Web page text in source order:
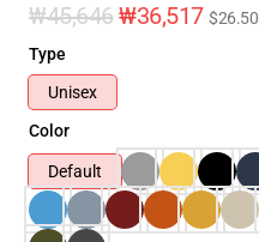
₩45,646₩36,517 $26.50
Type
Unisex
Color
Default